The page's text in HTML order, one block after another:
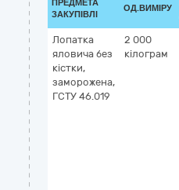
ПРЕДМЕТА
ЗАКУПІВЛІ
ОД.ВИМІРУ
Лопатка
яловича без
кістки,
заморожена,
ГСТУ 46.019
2 000
кілограм